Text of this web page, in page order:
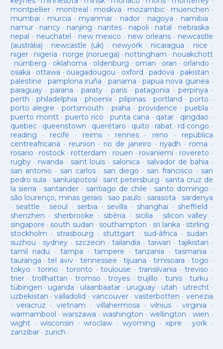
montpellier· montreal · moskva · mozambic· muenchen ·
mumbai · murcia · myanmar· nador · nagoya · namibia ·
namur· nancy · nanjing · nantes · napoli · natal · nebraska ·
nepal · neuchatel · new mexico · new orleans· newcastle
(austràlia) · newcastle (uk) · newyork· nicaragua · nice ·
niger· nigeria · norge (noruega) · nottingham · nouakchott
· nürnberg · oklahoma · oldenburg · oman · oran · orlando ·
osaka · ottawa · ouagadougou · oxford ·padova ·pakistan ·
palestine · pamplona iruña · panama · papua nova guinea ·
paraguay· parana ·paraty · paris·patagonia · perpinya ·
perth ·philadelphia · phoenix·pilipinas ·portland · porto ·
porto alegre ·portsmouth ·praha · providence ·puebla ·
puerto montt· puerto rico ·punta cana · qatar · qingdao ·
quebec· queenstown · querétaro · quito · rabat · rd congo ·
reading · recife · reims· rennes · reno · republica
centreafricana · reunion · rio de janeiro · riyadh · roma ·
rosario · rostock · rotterdam · rouen · rovaniemi · rovereto ·
rugby· rwanda · saint louis · salonica · salvador de bahia ·
san antonio · san carlos· san diego · san francisco · san
pedro sula · sanluispotosí· sant petersburg · santa cruz de
la sierra · santander · santiago de chile · santo domingo ·
são lourenço, minas gerais · sao paulo · sarasota · sardenya
· seattle · seoul · serbia · sevilla · shanghai · sheffield ·
shenzhen · sherbrooke · sibèria · sicilia · silicon valley ·
singapore · south sudan · southampton · sri lanka · stirling ·
stockholm · strasbourg · stuttgart· sud-âfrica · sudan ·
suzhou · sydney · szczecin ·tailandia ·taiwan · tajikistan ·
tamil nadu ·tampa · tampere · tanzania ·tasmania ·
tauranga ·tel aviv· tennessee ·tijuana ·timisoara ·togo ·
tokyo ·torino ·toronto ·toulouse ·transilvania ·treviso ·
trier· trollhattan · tromso · troyes·trujillo ·tunis ·turku ·
tübingen · uganda · ulaanbaatar · uruguay · utah · utrecht ·
uzbekistan · valladolid · vancouver· vasterbotten · venezia
· veracruz · vietnam · villahermosa ·vilnius ·virginia ·
warrnambool ·warszawa ·washington · wellington · wien ·
wight· wisconsin ·wroclaw · wyoming ·xipre · york·
zanzibar· zurich ·